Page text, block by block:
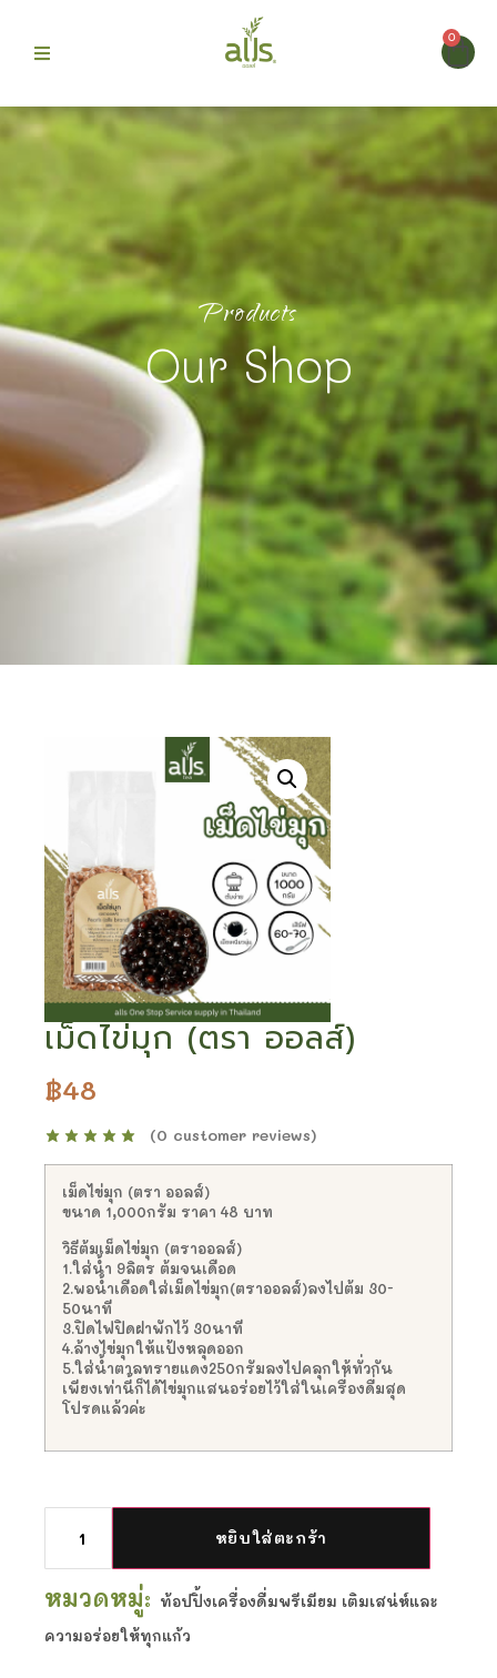
ายดี
0
สินค้า >ท้อปปิ้งเครื่องดื่มพรีเมียม เติมเสน่ห์และความอร่อยให้ทุก
> เม็ดไข่มุก (ตรา ออลส์)
Products
Our Shop
เม็ดไข่มุก (ตรา ออลส์)
฿48
(0 customer reviews)
เม็ดไข่มุก (ตรา ออลส์)
ขนาด 1,000กรัม ราคา 48 บาท
วิธีต้มเม็ดไข่มุก (ตราออลส์)
1.ใส่น้ำ 9ลิตร ต้มจนเดือด
2.พอน้ำเดือดใส่เม็ดไข่มุก(ตราออลส์)ลงไปต้ม 30-
50นาที
3.ปิดไฟปิดฝาพักไว้ 30นาที
4.ล้างไข่มุกให้แป้งหลุดออก
5.ใส่น้ำตาลทรายแดง250กรัมลงไปคลุกให้ทั่วกัน
เพียงเท่านี้ก็ได้ไข่มุกแสนอร่อยไว้ใส่ในเครื่องดื่มสุด
โปรดแล้วค่ะ
หยิบใส่ตะกร้า
หมวดหมู่:
ท้อปปิ้งเครื่องดื่มพรีเมียม เติมเสน่ห์และ
ความอร่อยให้ทุกแก้ว